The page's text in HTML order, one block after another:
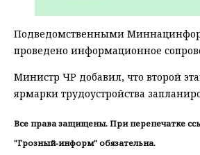
Подведомственными
проведено информационное
Министр ЧР добавил, что второй
ярмарки трудоустройства
Все права защищены. При перепечатке
"Грозный-информ" обязательна.